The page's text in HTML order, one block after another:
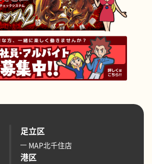
足立区
MAP北千住店
港区